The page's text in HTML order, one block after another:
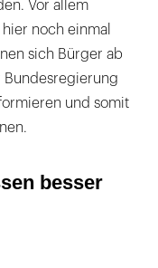
Vor allem
noch einmal
sich Bürger ab
Bundesregierung
und somit
besser